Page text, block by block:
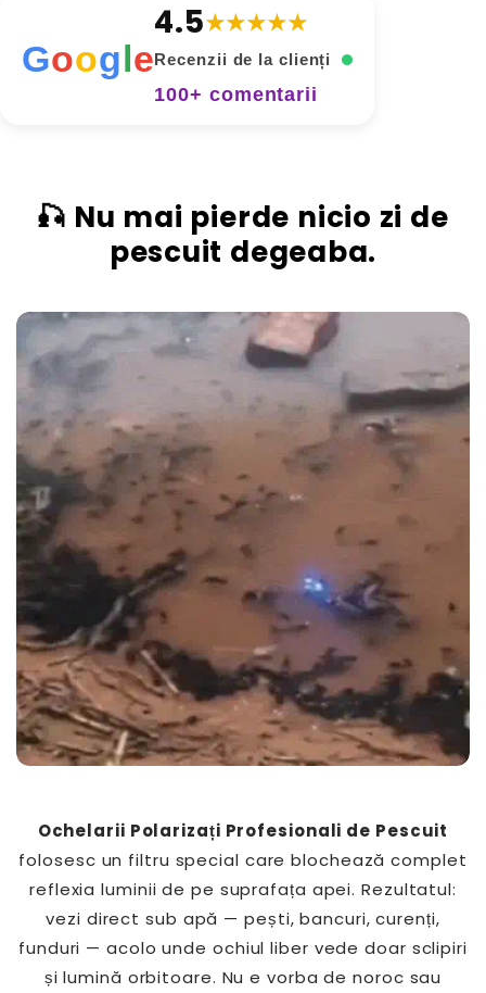
Google
4.5★★★★★
Recenzii de la clienți
100+ comentarii
🎣 Nu mai pierde nicio zi de
pescuit degeaba.
Ochelarii Polarizați Profesionali de Pescuit
folosesc un filtru special care blochează complet
reflexia luminii de pe suprafața apei. Rezultatul:
vezi direct sub apă — pești, bancuri, curenți,
funduri — acolo unde ochiul liber vede doar sclipiri
și lumină orbitoare. Nu e vorba de noroc sau